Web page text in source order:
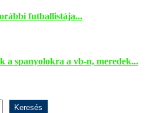
futballistája...
a spanyolokra a vb-n, meredek...
Keresés